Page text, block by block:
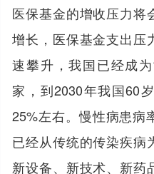
医保基金的增收压力将
增长，医保基金支出压
速攀升，我国已经成
家，到2030年我国60
25%左右。慢性病患病
已经从传统的传染疾病
新设备、新技术、新药